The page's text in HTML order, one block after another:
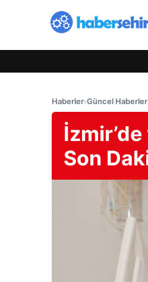
Haberler›Güncel Haberler
Son